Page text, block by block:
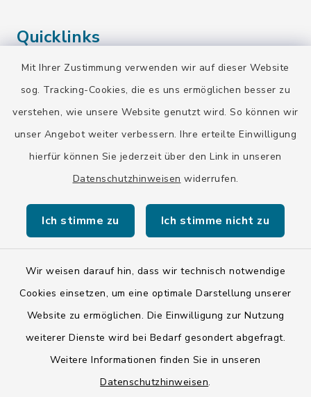
Mit Ihrer Zustimmung verwenden wir auf dieser Website
sog. Tracking-Cookies, die es uns ermöglichen besser zu
verstehen, wie unsere Website genutzt wird. So können wir
unser Angebot weiter verbessern. Ihre erteilte Einwilligung
hierfür können Sie jederzeit über den Link in unseren
Datenschutzhinweisen widerrufen.
Ich stimme zu Ich stimme nicht zu
Wir weisen darauf hin, dass wir technisch notwendige
Cookies einsetzen, um eine optimale Darstellung unserer
Website zu ermöglichen. Die Einwilligung zur Nutzung
weiterer Dienste wird bei Bedarf gesondert abgefragt.
Weitere Informationen finden Sie in unseren
Datenschutzhinweisen.
Quicklinks
Landratsamt Bad Tölz-Wolfratshausen
Bayern-Fahrplan
BayernPortal
Kontakt
Barrierefreiheit
Impressum
LSI-Siegel